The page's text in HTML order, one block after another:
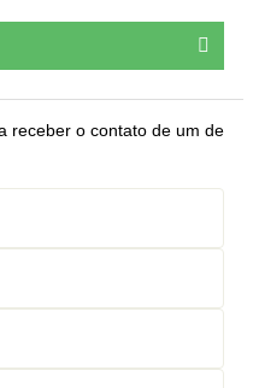
receber o contato de um de